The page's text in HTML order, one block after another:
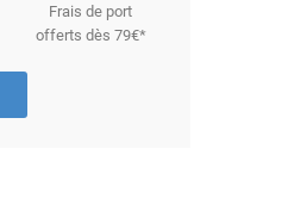
Frais de port
offerts dès 79€*